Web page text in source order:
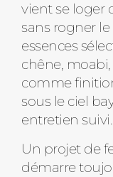
vient se loger
sans rogner
essences
chêne,
comme
sous le ciel
entretien suivi.
Un projet de
démarre